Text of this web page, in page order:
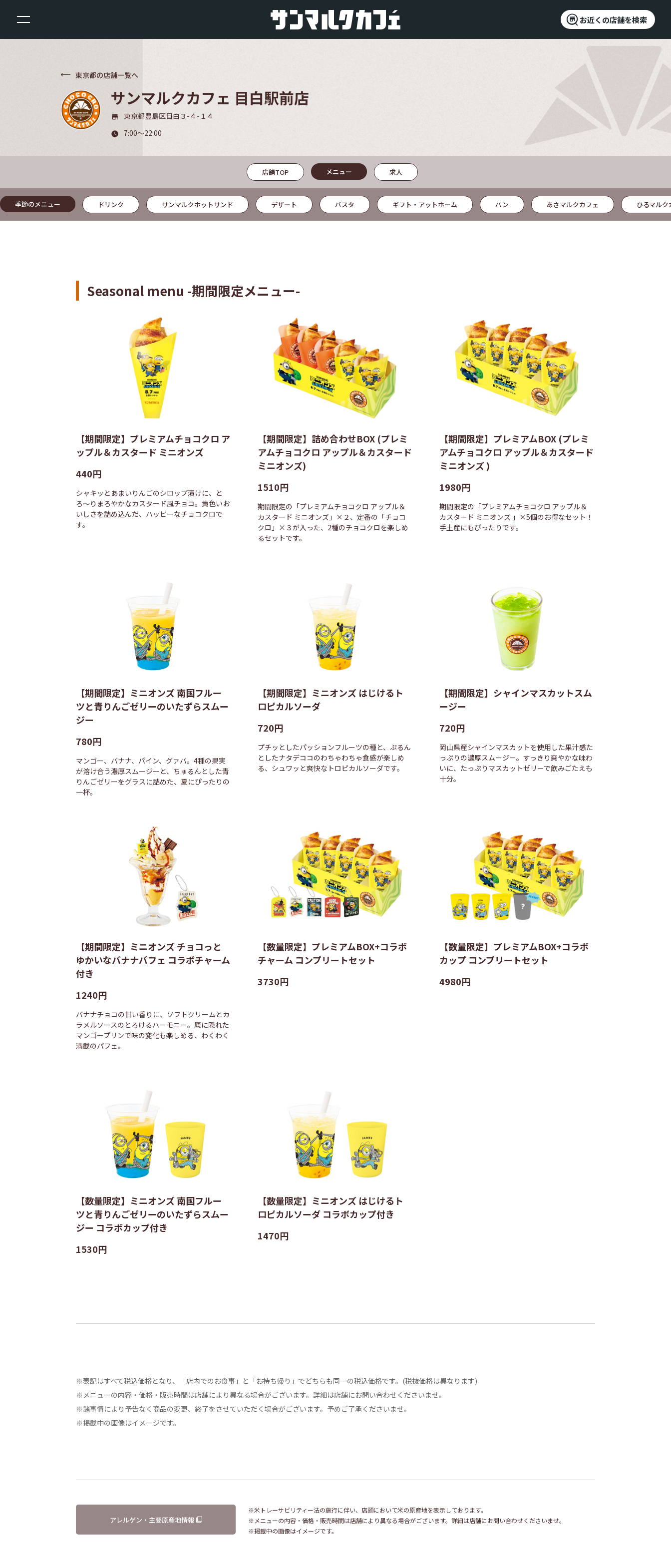
お近くの店舗を検索
東京都の店舗一覧へ
サンマルクカフェ 目白駅前店
store_mall_directory 東京都豊島区目白３-４-１４
watch_later 7:00～22:00
店舗TOP メニュー 求人
季節のメニュー ドリンク サンマルクホットサンド デザート パスタ ギフト・アットホーム パン あさマルクカフェ ひるマルク
Seasonal menu -期間限定メニュー-
【期間限定】プレミアムチョコクロ ア
ップル＆カスタード ミニオンズ
440円
シャキッとあまいりんごのシロップ漬けに、と
ろ〜りまろやかなカスタード風チョコ。黄色いお
いしさを詰め込んだ、ハッピーなチョコクロで
す。
【期間限定】詰め合わせBOX (プレミ
アムチョコクロ アップル＆カスタード
ミニオンズ)
1510円
期間限定の「プレミアムチョコクロ アップル＆
カスタード ミニオンズ」×２、定番の「チョコ
クロ」×３が入った、2種のチョコクロを楽しめ
るセットです。
【期間限定】プレミアムBOX (プレミ
アムチョコクロ アップル＆カスタード
ミニオンズ )
1980円
期間限定の「プレミアムチョコクロ アップル＆
カスタード ミニオンズ 」×5個のお得なセット！
手土産にもぴったりです。
【期間限定】ミニオンズ 南国フルー
ツと青りんごゼリーのいたずらスムー
ジー
780円
マンゴー、バナナ、パイン、グァバ。4種の果実
が溶け合う濃厚スムージーと、ちゅるんとした青
りんごゼリーをグラスに詰めた、夏にぴったりの
一杯。
【期間限定】ミニオンズ はじけるト
ロピカルソーダ
720円
プチッとしたパッションフルーツの種と、ぷるん
としたナタデココのわちゃわちゃ食感が楽しめ
る、シュワッと爽快なトロピカルソーダです。
【期間限定】シャインマスカットスム
ージー
720円
岡山県産シャインマスカットを使用した果汁感た
っぷりの濃厚スムージー。すっきり爽やかな味わ
いに、たっぷりマスカットゼリーで飲みごたえも
十分。
【期間限定】ミニオンズ チョコっと
ゆかいなバナナパフェ コラボチャーム
付き
1240円
バナナチョコの甘い香りに、ソフトクリームとカ
ラメルソースのとろけるハーモニー。底に隠れた
マンゴープリンで味の変化も楽しめる、わくわく
満載のパフェ。
【数量限定】プレミアムBOX+コラボ
チャーム コンプリートセット
3730円
【数量限定】プレミアムBOX+コラボ
カップ コンプリートセット
4980円
【数量限定】ミニオンズ 南国フルー
ツと青りんごゼリーのいたずらスムー
ジー コラボカップ付き
1530円
【数量限定】ミニオンズ はじけるト
ロピカルソーダ コラボカップ付き
1470円
※表記はすべて税込価格となり、「店内でのお食事」と「お持ち帰り」でどちらも同一の税込価格です。(税抜価格は異なります)
※メニューの内容・価格・販売時間は店舗により異なる場合がございます。詳細は店舗にお問い合わせくださいませ。
※諸事情により予告なく商品の変更、終了をさせていただく場合がございます。予めご了承くださいませ。
※掲載中の画像はイメージです。
アレルゲン・主要原産地情報
※米トレーサビリティー法の施行に伴い、店頭において米の原産地を表示しております。
※メニューの内容・価格・販売時間は店舗により異なる場合がございます。詳細は店舗にお問い合わせくださいませ。
※掲載中の画像はイメージです。